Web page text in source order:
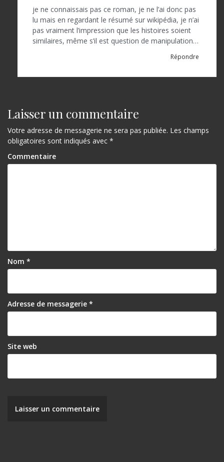
je ne connaissais pas ce roman, je ne l’ai donc pas
lu mais en regardant le résumé sur wikipédia, je n’ai
pas vraiment l’impression que les histoires soient
similaires, même s’il est question de manipulation…
Répondre
Laisser un commentaire
Votre adresse de messagerie ne sera pas publiée. Les champs
obligatoires sont indiqués avec *
Commentaire
Nom *
Adresse de messagerie *
Site web